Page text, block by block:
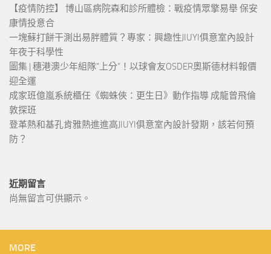
【疫情防控】 博山區病院森和診所體檢：戰疫情眾擎易舉 保安
康情投意合
一塊蘇打餅干測出易胖體質？專家：興趣性JIUYI俱意室內設計
年夜于科學性
圖集 | 穗港澳少年組隊“上分“！以球會友OSDER奧斯德材料報價
迎全運
成家班億嵐系統櫃任《蜘蛛俠：更生日》動作指導 成龍曾飛倫
敦探班
登革熱和基孔肯雅熱進進高JIUYI俱意室內設計發期，該若何預
防？
近期留言
尚無留言可供顯示。
MORE